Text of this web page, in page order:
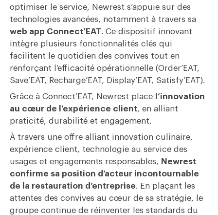
optimiser le service, Newrest s’appuie sur des
technologies avancées, notamment à travers sa
web app Connect’EAT. Ce dispositif innovant
intègre plusieurs fonctionnalités clés qui
facilitent le quotidien des convives tout en
renforçant l’efficacité opérationnelle (Order’EAT,
Save’EAT, Recharge’EAT, Display’EAT, Satisfy’EAT).
Grâce à Connect’EAT, Newrest place
l’innovation
au cœur de l’expérience client, en alliant
praticité, durabilité et engagement.
À travers une offre alliant innovation culinaire,
expérience client, technologie au service des
usages et engagements responsables, Newrest
confirme sa position d’acteur incontournable
de la restauration d’entreprise. En plaçant les
attentes des convives au cœur de sa stratégie, le
groupe continue de réinventer les standards du